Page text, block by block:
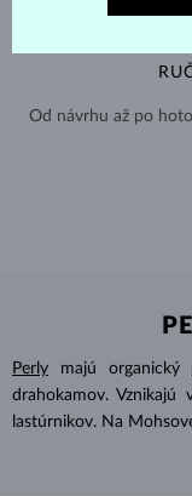
Od návrhu až po
Perly
majú
drahokamov.
lastúrnikov. Na